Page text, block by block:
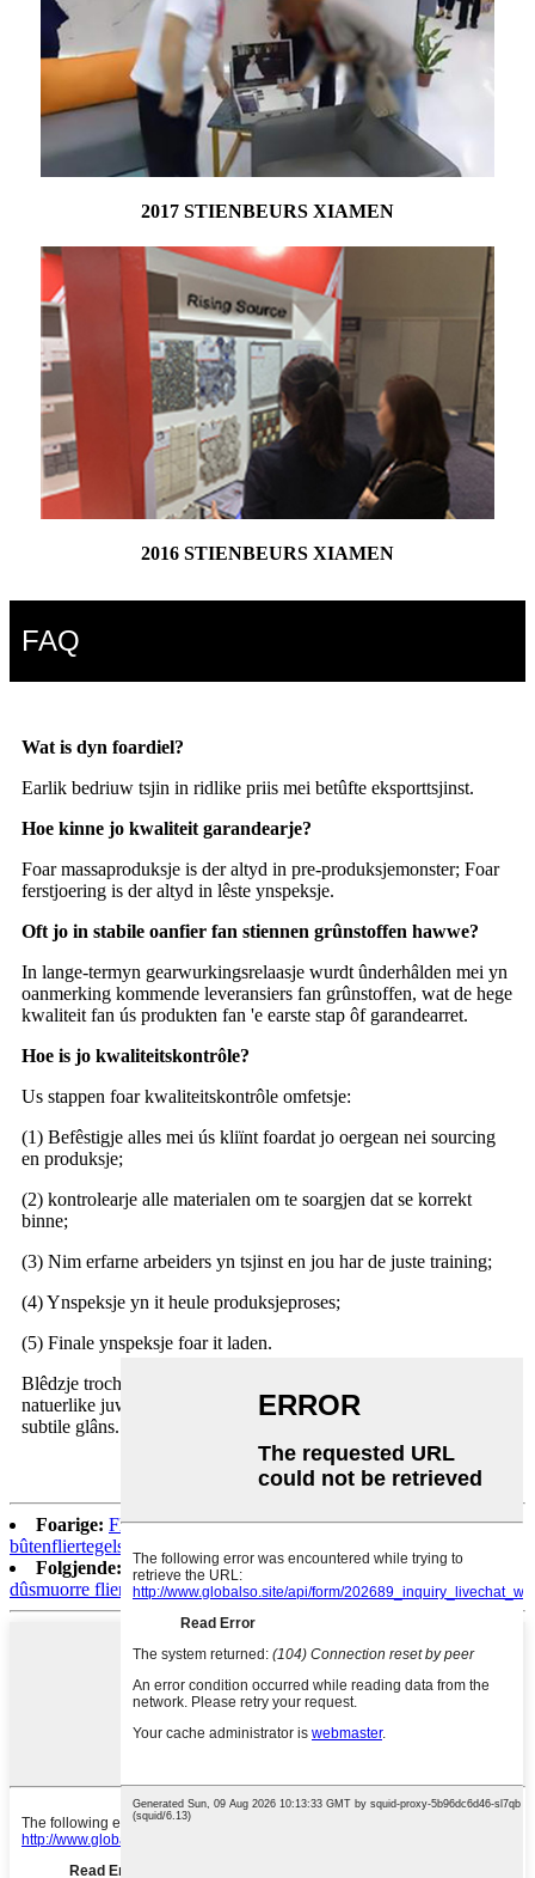
2017 STIENBEURS XIAMEN
2016 STIENBEURS XIAMEN
FAQ
Wat is dyn foardiel?
Earlik bedriuw tsjin in ridlike priis mei betûfte eksporttsjinst.
Hoe kinne jo kwaliteit garandearje?
Foar massaproduksje is der altyd in pre-produksjemonster; Foar
ferstjoering is der altyd in lêste ynspeksje.
Oft jo in stabile oanfier fan stiennen grûnstoffen hawwe?
In lange-termyn gearwurkingsrelaasje wurdt ûnderhâlden mei yn
oanmerking kommende leveransiers fan grûnstoffen, wat de hege
kwaliteit fan ús produkten fan 'e earste stap ôf garandearret.
Hoe is jo kwaliteitskontrôle?
Us stappen foar kwaliteitskontrôle omfetsje:
(1) Befêstigje alles mei ús kliïnt foardat jo oergean nei sourcing
en produksje;
(2) kontrolearje alle materialen om te soargjen dat se korrekt
binne;
(3) Nim erfarne arbeiders yn tsjinst en jou har de juste training;
(4) Ynspeksje yn it heule produksjeproses;
(5) Finale ynspeksje foar it laden.
Blêdzje troch ús oare Onyx-stiennen om in oerfloed oan
natuerlike juwielen te finen dy't wachtsje om jo hûs te foljen mei
subtile glâns.
Foarige: Flamme nije giallo Kalifornje rôze granyt foar
bûtenfliertegels
Folgjende: Natuerstiennen lytse grize leisteen tegels foar
dûsmuorre flier dekoratyf